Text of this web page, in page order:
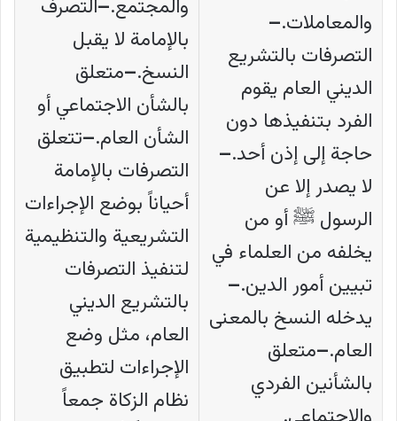
والمعاملات.–
التصرفات بالتشريع
الديني العام يقوم
الفرد بتنفيذها دون
حاجة إلى إذن أحد.–
لا يصدر إلا عن
الرسول ﷺ أو من
يخلفه من العلماء في
تبيين أمور الدين.–
يدخله النسخ بالمعنى
العام.–متعلق
بالشأنين الفردي
والمجتمع.–التصرف
بالإمامة لا يقبل
النسخ.–متعلق
بالشأن الاجتماعي أو
الشأن العام.–تتعلق
التصرفات بالإمامة
أحياناً بوضع الإجراءات
التشريعية والتنظيمية
لتنفيذ التصرفات
بالتشريع الديني
العام، مثل وضع
الإجراءات لتطبيق
نظام الزكاة جمعاً